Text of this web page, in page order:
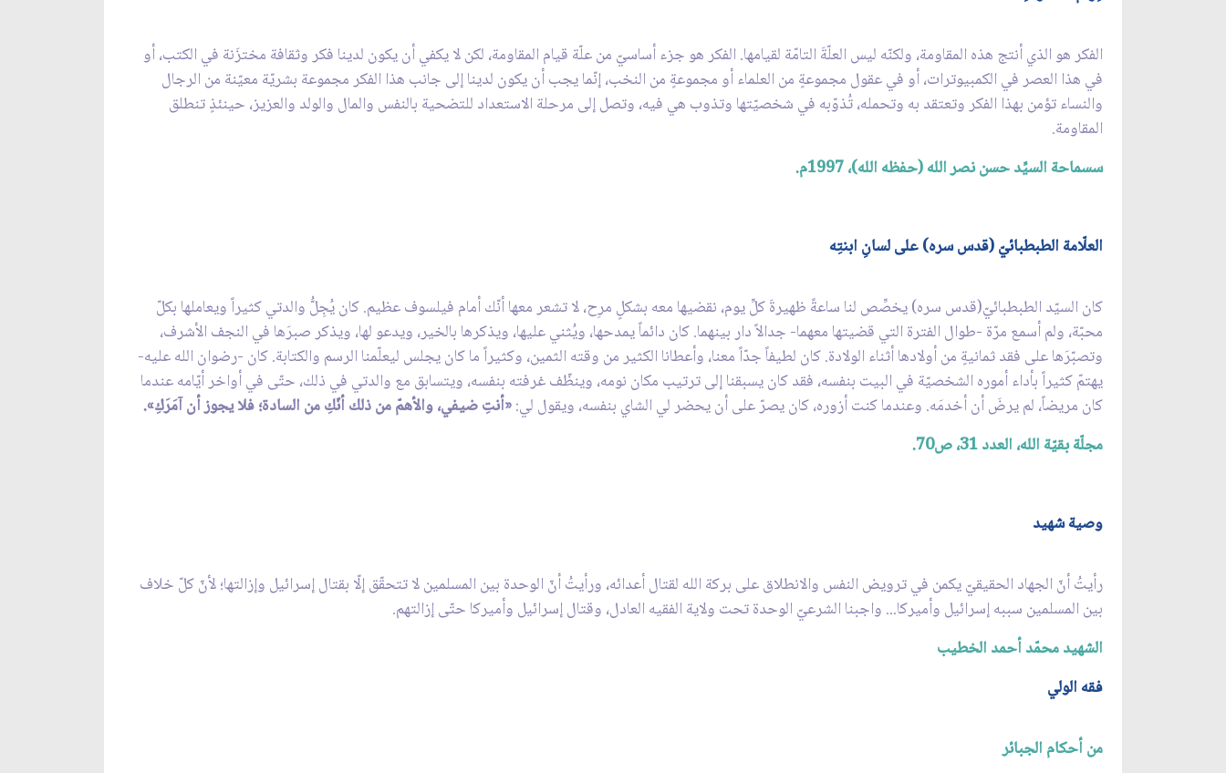
الفكر هو الذي أنتج هذه المقاومة، ولكنّه ليس العلّةَ التامّة لقيامها. الفكر هو جزء أساسيّ من علّة قيام المقاومة، لكن لا يكفي أن يكون لدينا فكر وثقافة مختزَنة في الكتب، أو
في هذا العصر في الكمبيوترات، أو في عقول مجموعةٍ من العلماء أو مجموعةٍ من النخب، إنّما يجب أن يكون لدينا إلى جانب هذا الفكر مجموعة بشريّة معيّنة من الرجال
والنساء تؤمن بهذا الفكر وتعتقد به وتحمله، تُذوّبه في شخصيّتها وتذوب هي فيه، وتصل إلى مرحلة الاستعداد للتضحية بالنفس والمال والولد والعزيز، حينئذٍ تنطلق
المقاومة.
سسماحة السيِّد حسن نصر الله (حفظه الله)، 1997م.
العلّامة الطبطبائيّ (قدس سره) على لسانِ ابنتِه
كان السيّد الطبطبائيّ(قدس سره) يخصِّص لنا ساعةً ظهيرةَ كلِّ يوم، نقضيها معه بشكلٍ مرِح، لا تشعر معها أنّك أمام فيلسوف عظيم. كان يُجِلُّ والدتي كثيراً ويعاملها بكلّ
محبّة، ولم أسمع مرّة -طوال الفترة التي قضيتها معهما- جدالاً دار بينهما. كان دائماً يمدحها، ويُثني عليها، ويذكرها بالخير، ويدعو لها، ويذكر صبرَها في النجف الأشرف،
وتصبّرَها على فقد ثمانيةٍ من أولادها أثناء الولادة. كان لطيفاً جدّاً معنا، وأعطانا الكثير من وقته الثمين، وكثيراً ما كان يجلس ليعلّمنا الرسم والكتابة. كان -رضوان الله عليه-
يهتمّ كثيراً بأداء أموره الشخصيّة في البيت بنفسه، فقد كان يسبقنا إلى ترتيب مكان نومه، وينظّف غرفته بنفسه، ويتسابق مع والدتي في ذلك، حتّى في أواخر أيّامه عندما
كان مريضاً، لم يرضَ أن أخدمَه. وعندما كنت أزوره، كان يصرّ على أن يحضر لي الشاي بنفسه، ويقول لي:«أنتِ ضيفي، والأهمّ من ذلك أنّكِ من السادة؛ فلا يجوز أن آمَرَكِ».
مجلّة بقيّة الله، العدد 31، ص70.
وصية شهيد
رأيتُ أنّ الجهاد الحقيقيّ يكمن في ترويض النفس والانطلاق على بركة الله لقتال أعدائه، ورأيتُ أنّ الوحدة بين المسلمين لا تتحقّق إلّا بقتال إسرائيل وإزالتها؛ لأنّ كلّ خلاف
بين المسلمين سببه إسرائيل وأميركا... واجبنا الشرعيّ الوحدة تحت ولاية الفقيه العادل، وقتال إسرائيل وأميركا حتّى إزالتهم.
الشهيد محمّد أحمد الخطيب
فقه الولي
من أحكام الجبائر